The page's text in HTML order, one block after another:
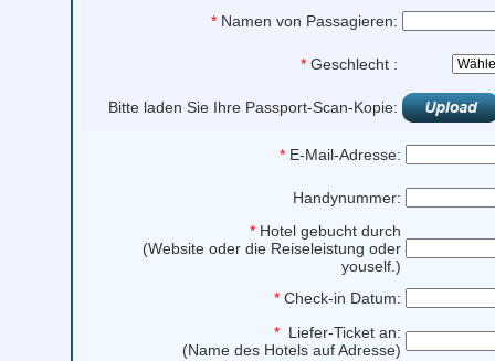
* Namen von Passagieren:
* Geschlecht :
Bitte laden Sie Ihre Passport-Scan-Kopie:
* E-Mail-Adresse:
Handynummer:
* Hotel gebucht durch
(Website oder die Reiseleistung oder
youself.)
* Check-in Datum:
* Liefer-Ticket an:
(Name des Hotels auf Adresse)